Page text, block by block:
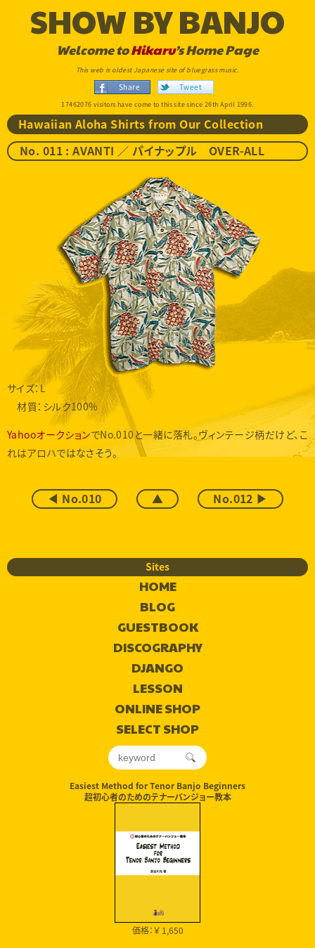
SHOW BY BANJO
Welcome toHikaru’s Home Page
This web is oldest Japanese site of bluegrass music.
Share Tweet
17462076 visitors have come to this site since 26th April 1996.
Hawaiian Aloha Shirts from Our Collection
No. 011 : AVANTI ／ パイナップル OVER-ALL
サイズ：L
材質：シルク100%
YahooオークションでNo.010と一緒に落札。ヴィンテージ柄だけど、こ
れはアロハではなさそう。
◀ No.010 ▲ No.012 ▶
Sites
HOME
BLOG
GUESTBOOK
DISCOGRAPHY
DJANGO
LESSON
ONLINE SHOP
SELECT SHOP
Easiest Method for Tenor Banjo Beginners
超初心者のためのテナーバンジョー教本
価格：￥ 1,650